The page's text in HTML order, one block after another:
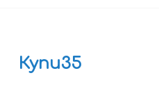
Купи35